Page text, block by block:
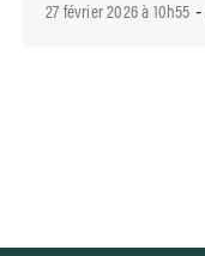
27 février 2026 à 10h55 -